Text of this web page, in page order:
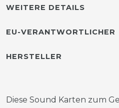
WEITERE DETAILS
EU-VERANTWORTLICHER
HERSTELLER
Diese Sound Karten zum